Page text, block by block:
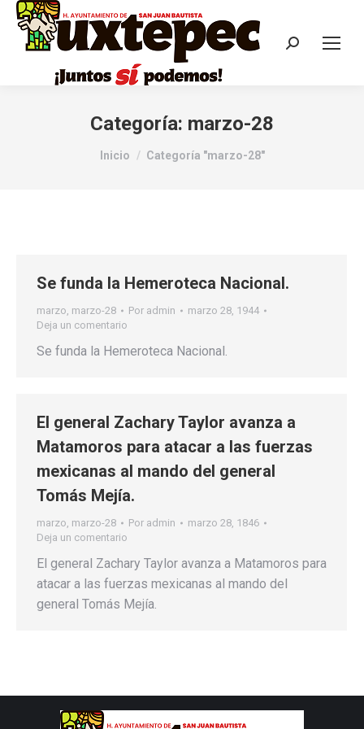
Categoría: marzo-28
Estás aquí:
Inicio Categoría "marzo-28"
Se funda la Hemeroteca Nacional.
marzo, marzo-28 Por admin
marzo 28, 1944
Deja un comentario
Se funda la Hemeroteca Nacional.
El general Zachary Taylor avanza a
Matamoros para atacar a las fuerzas
mexicanas al mando del general
Tomás Mejía.
marzo, marzo-28 Por admin
marzo 28, 1846
Deja un comentario
El general Zachary Taylor avanza a Matamoros para
atacar a las fuerzas mexicanas al mando del
general Tomás Mejía.